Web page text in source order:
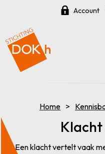
Account
Home
Een klacht vertelt vaak